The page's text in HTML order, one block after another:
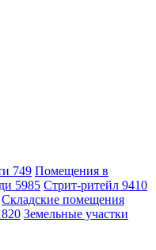
749 Помещения в
5985 Стрит-ритейл 9410
Складские помещения
Земельные участки